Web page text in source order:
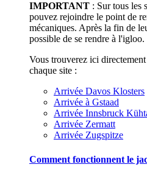
IMPORTANT : Sur tous les
pouvez rejoindre le point de
mécaniques. Après la fin de
possible de se rendre à l'igloo.
Vous trouverez ici
chaque site :
Arrivée Davos Klosters
Arrivée à Gstaad
Arrivée Innsbruck
Arrivée Zermatt
Arrivée Zugspitze
Comment fonctionnent le